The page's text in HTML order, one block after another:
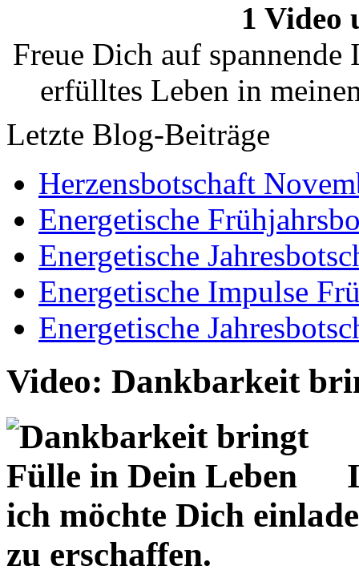
1 Video
Freue Dich auf
erfülltes Leben in
Letzte Blog-Beiträge
Herzensbotschaft
Energetische
Energetische
Energetische Impulse
Energetische
Video: Dankbarkeit
ich möchte Dich
zu erschaffen.